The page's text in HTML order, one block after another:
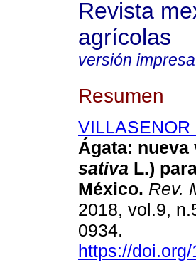
Revista
agrícolas
versión impresa
Resumen
Ágata: nueva
sativa L.)
México. Rev.
2018, vol.9,
0934.
https://